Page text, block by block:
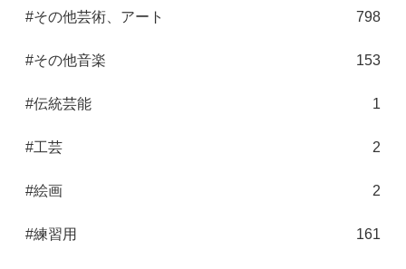
#その他芸術、アート 798
#その他音楽 153
#伝統芸能 1
#工芸 2
#絵画 2
#練習用 161